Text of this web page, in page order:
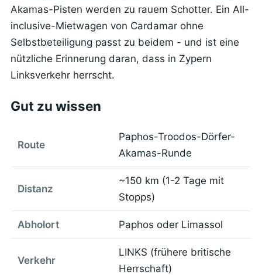
Akamas-Pisten werden zu rauem Schotter. Ein All-
inclusive-Mietwagen von Cardamar ohne
Selbstbeteiligung passt zu beidem - und ist eine
nützliche Erinnerung daran, dass in Zypern
Linksverkehr herrscht.
Gut zu wissen
Route
Paphos-Troodos-Dörfer-
Akamas-Runde
Distanz
~150 km (1-2 Tage mit
Stopps)
Abholort Paphos oder Limassol
Verkehr
LINKS (frühere britische
Herrschaft)